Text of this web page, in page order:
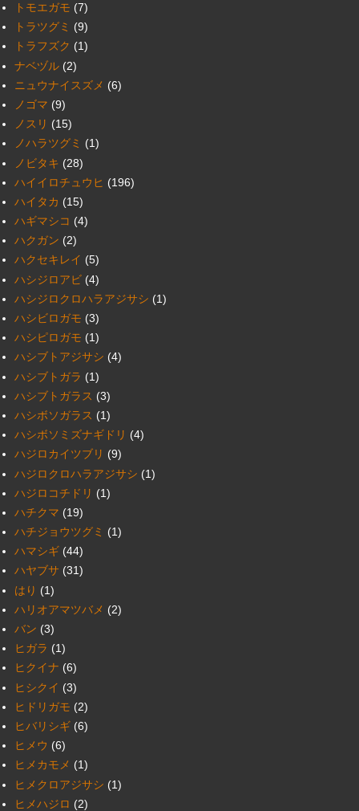
トモエガモ (7)
トラツグミ (9)
トラフズク (1)
ナベヅル (2)
ニュウナイスズメ (6)
ノゴマ (9)
ノスリ (15)
ノハラツグミ (1)
ノビタキ (28)
ハイイロチュウヒ (196)
ハイタカ (15)
ハギマシコ (4)
ハクガン (2)
ハクセキレイ (5)
ハシジロアビ (4)
ハシジロクロハラアジサシ (1)
ハシビロガモ (3)
ハシピロガモ (1)
ハシブトアジサシ (4)
ハシブトガラ (1)
ハシブトガラス (3)
ハシボソガラス (1)
ハシボソミズナギドリ (4)
ハジロカイツブリ (9)
ハジロクロハラアジサシ (1)
ハジロコチドリ (1)
ハチクマ (19)
ハチジョウツグミ (1)
ハマシギ (44)
ハヤブサ (31)
はり (1)
ハリオアマツバメ (2)
バン (3)
ヒガラ (1)
ヒクイナ (6)
ヒシクイ (3)
ヒドリガモ (2)
ヒバリシギ (6)
ヒメウ (6)
ヒメカモメ (1)
ヒメクロアジサシ (1)
ヒメハジロ (2)